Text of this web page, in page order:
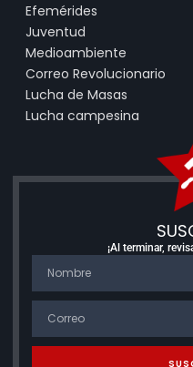
Efemérides
Juventud
Medioambiente
Correo Revolucionario
Lucha de Masas
Lucha campesina
¡Al terminar,